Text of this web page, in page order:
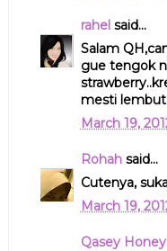
rahelsaid...
Salam
gue tengok
mesti lembut
March 19,
Rohahsaid...
Cutenya,
March 19,
Qasey Honey